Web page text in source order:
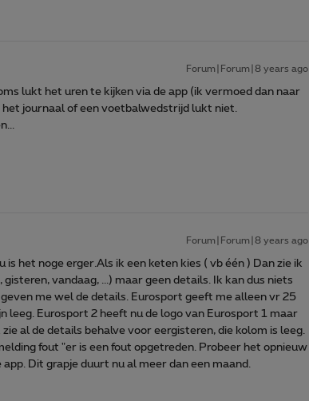
Forum|Forum|8 years ago
lukt het uren te kijken via de app (ik vermoed dan naar
journaal of een voetbalwedstrijd lukt niet.
Forum|Forum|8 years ago
is het noge erger.Als ik een keten kies ( vb één ) Dan zie ik
vandaag, ...) maar geen details. Ik kan dus niets
me wel de details. Eurosport geeft me alleen vr 25
leeg. Eurosport 2 heeft nu de logo van Eurosport 1 maar
al de details behalve voor eergisteren, die kolom is leeg.
fout "er is een fout opgetreden. Probeer het opnieuw
Dit grapje duurt nu al meer dan een maand.